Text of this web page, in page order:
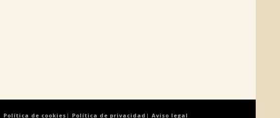
Política de cookies | Política de privacidad | Aviso legal